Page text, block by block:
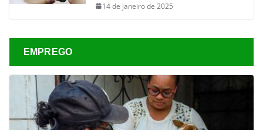
14 de janeiro de 2025
EMPREGO